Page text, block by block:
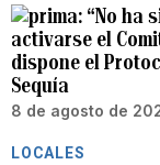
“No ha
activarse el
dispone el
Sequía
8 de agosto de
LOCALES